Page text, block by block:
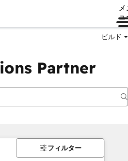
ュ
ビルド
Partner
フィルター